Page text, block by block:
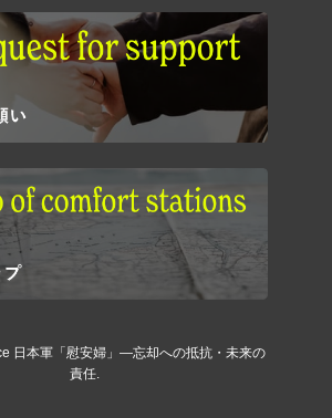
日本軍「慰安婦」―忘却への抵抗・未来の
責任.